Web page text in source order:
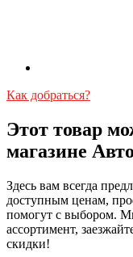
Как добраться?
Этот товар
магазине
Здесь вам всегда
доступным ценам,
помогут с выбором.
ассортимент,
скидки!